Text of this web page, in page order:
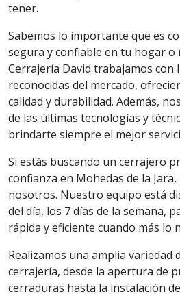
tener.
Sabemos lo importante que es
segura y confiable en tu hogar o
Cerrajería David trabajamos con
reconocidas del mercado,
calidad y durabilidad. Además,
de las últimas tecnologías y
brindarte siempre el mejor
Si estás buscando un cerrajero
confianza en Mohedas de la
nosotros. Nuestro equipo está
del día, los 7 días de la semana,
rápida y eficiente cuando más lo
Realizamos una amplia variedad
cerrajería, desde la apertura de
cerraduras hasta la instalación